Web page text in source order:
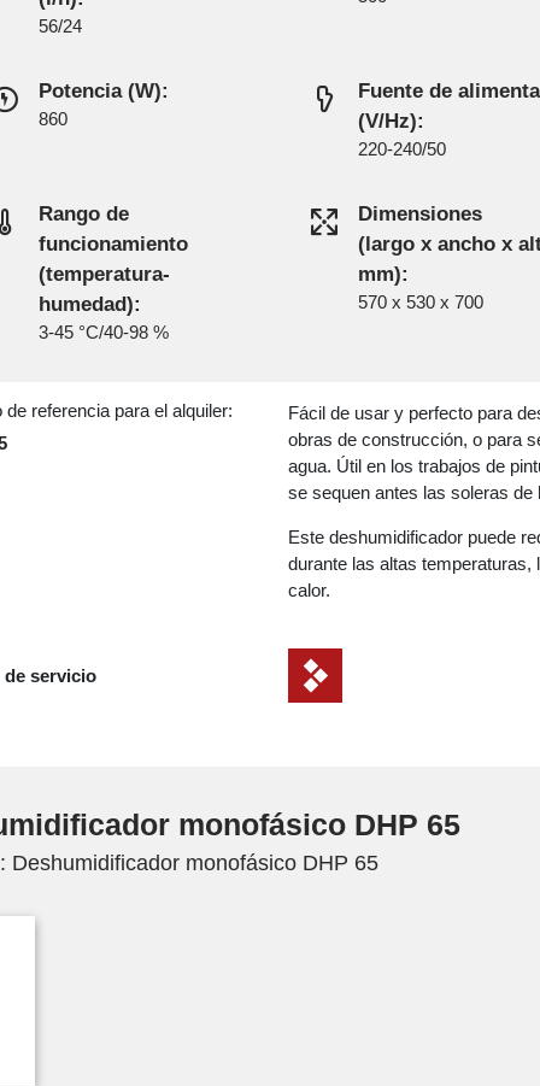
56/24
Potencia (W):
860
Fuente de
(V/Hz):
220-240/50
Rango de
funcionamiento
(temperatura-
humedad):
3-45 °C/40-98 %
Dimensiones
(largo x ancho x
mm):
570 x 530 x 700
de referencia para el alquiler:
Fácil de usar y perfecto para
obras de construcción, o para
agua. Útil en los trabajos de
se sequen antes las soleras
Este deshumidificador puede
durante las altas temperaturas,
calor.
de servicio
monofásico DHP 65
monofásico DHP 65